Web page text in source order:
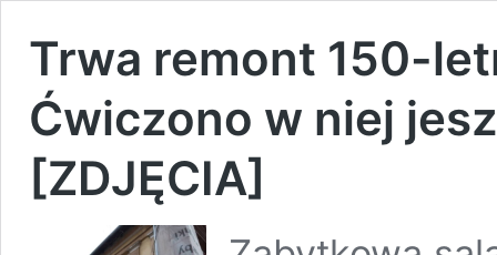
Trwa remont 150-
Ćwiczono w niej
[ZDJĘCIA]